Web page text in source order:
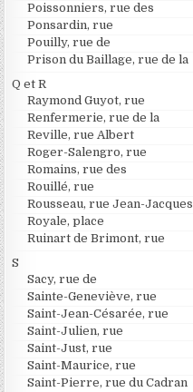
Poissonniers, rue des
Ponsardin, rue
Pouilly, rue de
Prison du Baillage, rue de la
Q et R
Raymond Guyot, rue
Renfermerie, rue de la
Reville, rue Albert
Roger-Salengro, rue
Romains, rue des
Rouillé, rue
Rousseau, rue Jean-Jacques
Royale, place
Ruinart de Brimont, rue
S
Sacy, rue de
Sainte-Geneviève, rue
Saint-Jean-Césarée, rue
Saint-Julien, rue
Saint-Just, rue
Saint-Maurice, rue
Saint-Pierre, rue du Cadran